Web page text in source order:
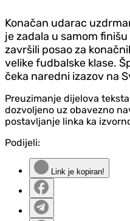
Konačan udarac
je zadala u samom
završili posao za
velike fudbalske klase.
čeka naredni izazov na
Preuzimanje dijelova
dozvoljeno uz obavezno
postavljanje linka ka
Podijeli:
Link je kopiran!